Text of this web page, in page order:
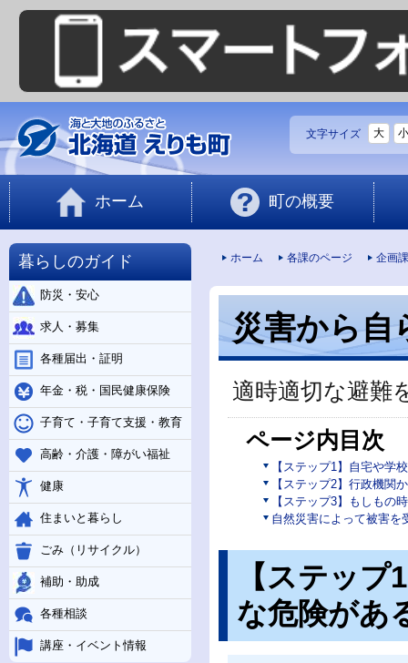
文字サイズ 大
ホーム 町の概要
ホーム 各課のページ 企画課
災害から自
適時適切な避難
ページ内目次
【ステップ1】自宅や学
【ステップ2】行政機関
【ステップ3】もしもの
自然災害によって被害を
【ステッ
な危険があ
暮らしのガイド
防災・安心
求人・募集
各種届出・証明
年金・税・国民健康保険
子育て・子育て支援・教育
高齢・介護・障がい福祉
健康
住まいと暮らし
ごみ（リサイクル）
補助・助成
各種相談
講座・イベント情報